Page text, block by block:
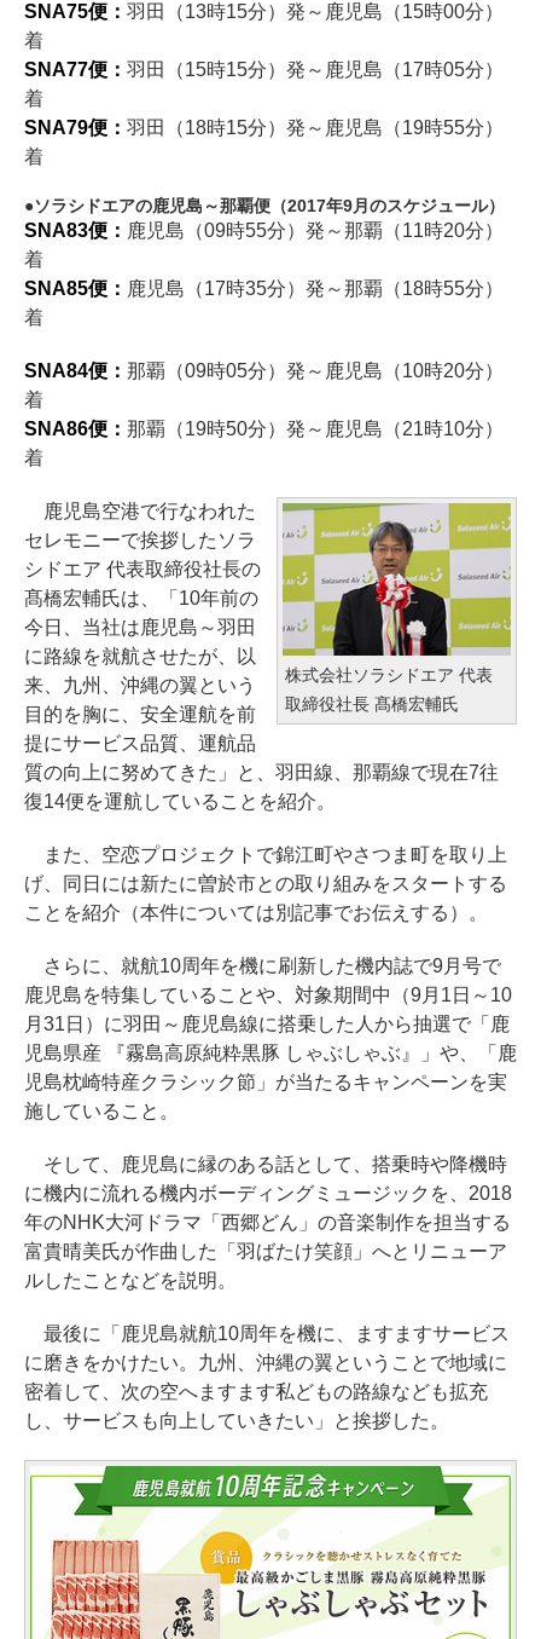
SNA75便： 羽田（13時15分）発～鹿児島（15時00分）
着
SNA77便： 羽田（15時15分）発～鹿児島（17時05分）
着
SNA79便： 羽田（18時15分）発～鹿児島（19時55分）
着
ソラシドエアの鹿児島～那覇便（2017年9月のスケジュール）
SNA83便： 鹿児島（09時55分）発～那覇（11時20分）
着
SNA85便： 鹿児島（17時35分）発～那覇（18時55分）
着
SNA84便： 那覇（09時05分）発～鹿児島（10時20分）
着
SNA86便： 那覇（19時50分）発～鹿児島（21時10分）
着
株式会社ソラシドエア 代表
取締役社長 髙橋宏輔氏
鹿児島空港で行なわれた
セレモニーで挨拶したソラ
シドエア 代表取締役社長の
髙橋宏輔氏は、「10年前の
今日、当社は鹿児島～羽田
に路線を就航させたが、以
来、九州、沖縄の翼という
目的を胸に、安全運航を前
提にサービス品質、運航品
質の向上に努めてきた」と、羽田線、那覇線で現在7往
復14便を運航していることを紹介。
また、空恋プロジェクトで錦江町やさつま町を取り上
げ、同日には新たに曽於市との取り組みをスタートする
ことを紹介（本件については別記事でお伝えする）。
さらに、就航10周年を機に刷新した機内誌で9月号で
鹿児島を特集していることや、対象期間中（9月1日～10
月31日）に羽田～鹿児島線に搭乗した人から抽選で「鹿
児島県産 『霧島高原純粋黒豚 しゃぶしゃぶ』」や、「鹿
児島枕崎特産クラシック節」が当たるキャンペーンを実
施していること。
そして、鹿児島に縁のある話として、搭乗時や降機時
に機内に流れる機内ボーディングミュージックを、2018
年のNHK大河ドラマ「西郷どん」の音楽制作を担当する
富貴晴美氏が作曲した「羽ばたけ笑顔」へとリニューア
ルしたことなどを説明。
最後に「鹿児島就航10周年を機に、ますますサービス
に磨きをかけたい。九州、沖縄の翼ということで地域に
密着して、次の空へますます私どもの路線なども拡充
し、サービスも向上していきたい」と挨拶した。